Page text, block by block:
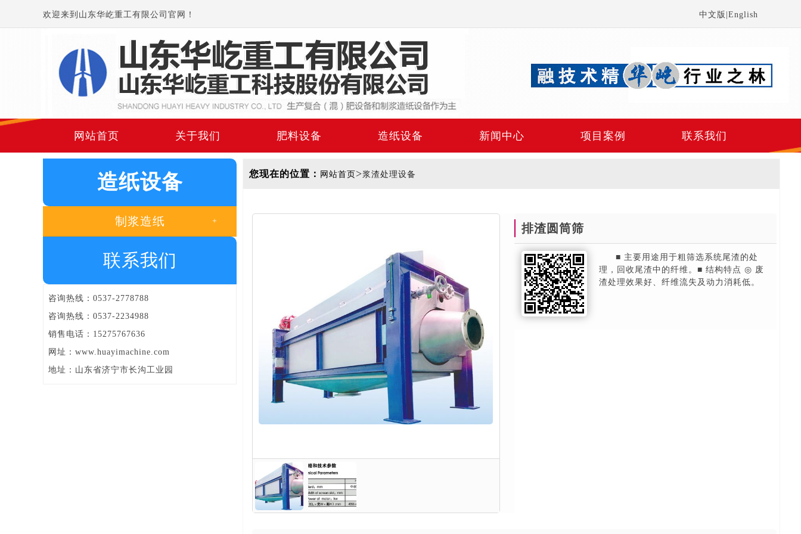
欢迎来到山东华屹重工有限公司官网！ 中文版 English
网站首页 关于我们 肥料设备 造纸设备 新闻中心 项目案例 联系我们
造纸设备
制浆造纸 +
联系我们
咨询热线：0537-2778788
咨询热线：0537-2234988
销售电话：15275767636
网址：www.huayimachine.com
地址：山东省济宁市长沟工业园
您现在的位置： 网站首页 >浆渣处理设备
排渣圆筒筛
■ 主要用途用于粗筛选系统尾渣的处
理，回收尾渣中的纤维。■ 结构特点 ◎ 废
渣处理效果好、纤维流失及动力消耗低。